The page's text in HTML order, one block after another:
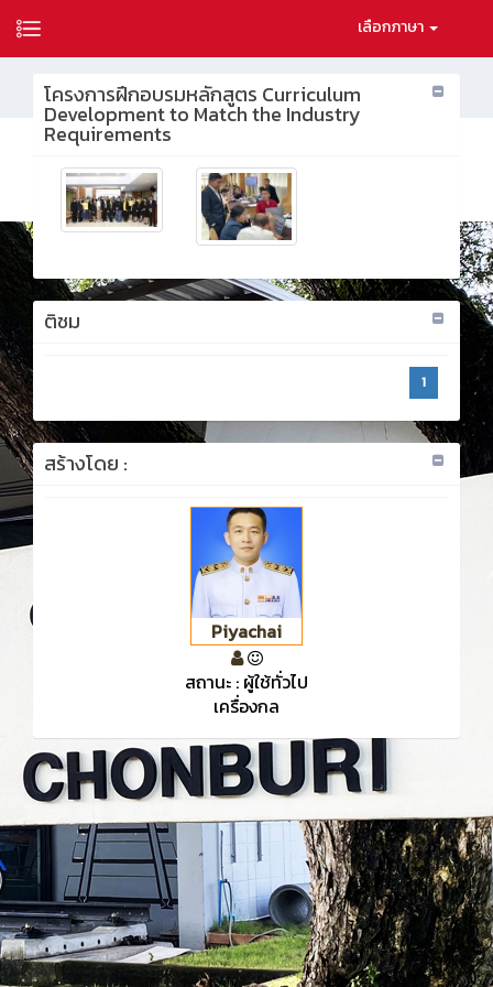
เลือกภาษา
โครงการฝึกอบรมหลักสูตร Curriculum
Development to Match the Industry
Requirements
ติชม
1
สร้างโดย :
Piyachai
สถานะ : ผู้ใช้ทั่วไป
เครื่องกล